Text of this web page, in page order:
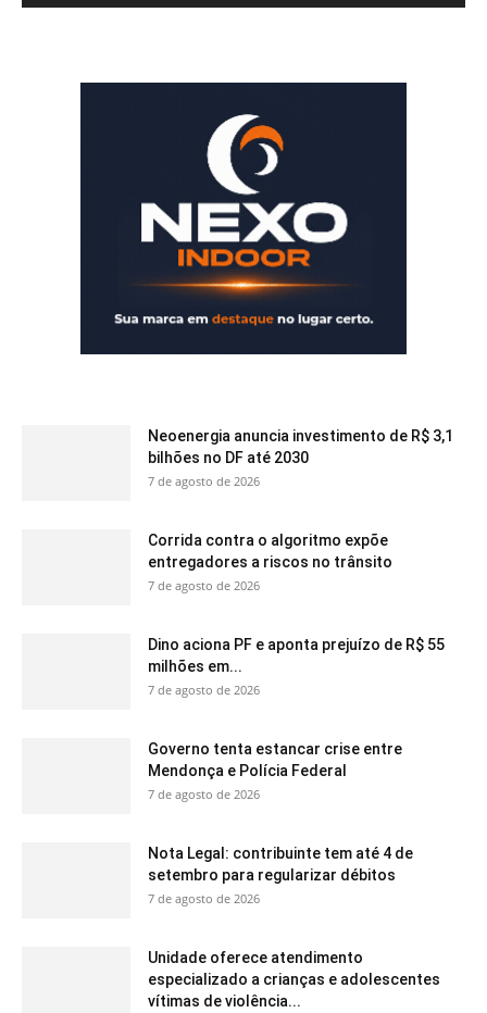
Neoenergia anuncia investimento de R$ 3,1
bilhões no DF até 2030
7 de agosto de 2026
Corrida contra o algoritmo expõe
entregadores a riscos no trânsito
7 de agosto de 2026
Dino aciona PF e aponta prejuízo de R$ 55
milhões em...
7 de agosto de 2026
Governo tenta estancar crise entre
Mendonça e Polícia Federal
7 de agosto de 2026
Nota Legal: contribuinte tem até 4 de
setembro para regularizar débitos
7 de agosto de 2026
Unidade oferece atendimento
especializado a crianças e adolescentes
vítimas de violência...